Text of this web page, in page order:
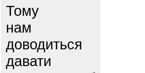
Тому
нам
доводиться
давати